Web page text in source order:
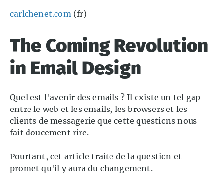
carlchenet.com(fr)
The Coming Revolution
in Email Design
Quel est l'avenir des emails ? Il existe un tel gap
entre le web et les emails, les browsers et les
clients de messagerie que cette questions nous
fait doucement rire.
Pourtant, cet article traite de la question et
promet qu'il y aura du changement.